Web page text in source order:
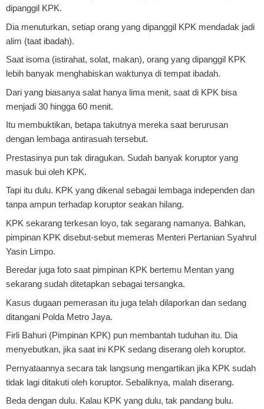
dipanggil KPK.
Dia menuturkan, setiap orang yang dipanggil KPK mendadak jadi
alim (taat ibadah).
Saat isoma (istirahat, solat, makan), orang yang dipanggil KPK
lebih banyak menghabiskan waktunya di tempat ibadah.
Dari yang biasanya salat hanya lima menit, saat di KPK bisa
menjadi 30 hingga 60 menit.
Itu membuktikan, betapa takutnya mereka saat berurusan
dengan lembaga antirasuah tersebut.
Prestasinya pun tak diragukan. Sudah banyak koruptor yang
masuk bui oleh KPK.
Tapi itu dulu. KPK yang dikenal sebagai lembaga independen dan
tanpa ampun terhadap koruptor seakan hilang.
KPK sekarang terkesan loyo, tak segarang namanya. Bahkan,
pimpinan KPK disebut-sebut memeras Menteri Pertanian Syahrul
Yasin Limpo.
Beredar juga foto saat pimpinan KPK bertemu Mentan yang
sekarang sudah ditetapkan sebagai tersangka.
Kasus dugaan pemerasan itu juga telah dilaporkan dan sedang
ditangani Polda Metro Jaya.
Firli Bahuri (Pimpinan KPK) pun membantah tuduhan itu. Dia
menyebutkan, jika saat ini KPK sedang diserang oleh koruptor.
Pernyataannya secara tak langsung mengartikan jika KPK sudah
tidak lagi ditakuti oleh koruptor. Sebaliknya, malah diserang.
Beda dengan dulu. Kalau KPK yang dulu, tak pandang bulu.